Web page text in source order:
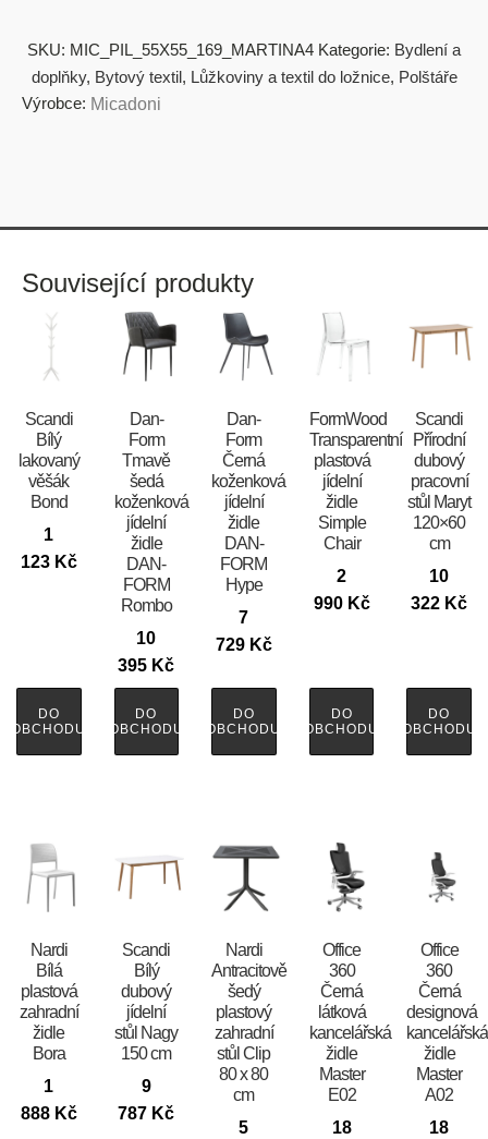
SKU: MIC_PIL_55X55_169_MARTINA4 Kategorie: Bydlení a
doplňky, Bytový textil, Lůžkoviny a textil do ložnice, Polštáře
Výrobce: Micadoni
Související produkty
Scandi
Bílý
lakovaný
věšák
Bond
1
123 Kč
DO
OBCHODU
​​​​​Dan-
Form
Tmavě
šedá
koženková
jídelní
židle
DAN-
FORM
Rombo
10
395 Kč
DO
OBCHODU
​​​​​Dan-
Form
Černá
koženková
jídelní
židle
DAN-
FORM
Hype
7
729 Kč
DO
OBCHODU
FormWood
Transparentní
plastová
jídelní
židle
Simple
Chair
2
990 Kč
DO
OBCHODU
Scandi
Přírodní
dubový
pracovní
stůl Maryt
120×60
cm
10
322 Kč
DO
OBCHODU
Nardi
Bílá
plastová
zahradní
židle
Bora
1
888 Kč
Scandi
Bílý
dubový
jídelní
stůl Nagy
150 cm
9
787 Kč
Nardi
Antracitově
šedý
plastový
zahradní
stůl Clip
80 x 80
cm
5
Office
360
Černá
látková
kancelářská
židle
Master
E02
18
Office
360
Černá
designová
kancelářská
židle
Master
A02
18